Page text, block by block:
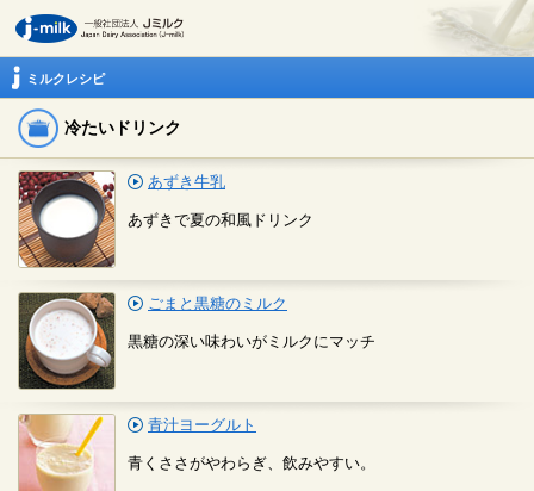
ミルクレシピ
冷たいドリンク
あずき牛乳
あずきで夏の和風ドリンク
ごまと黒糖のミルク
黒糖の深い味わいがミルクにマッチ
青汁ヨーグルト
青くささがやわらぎ、飲みやすい。